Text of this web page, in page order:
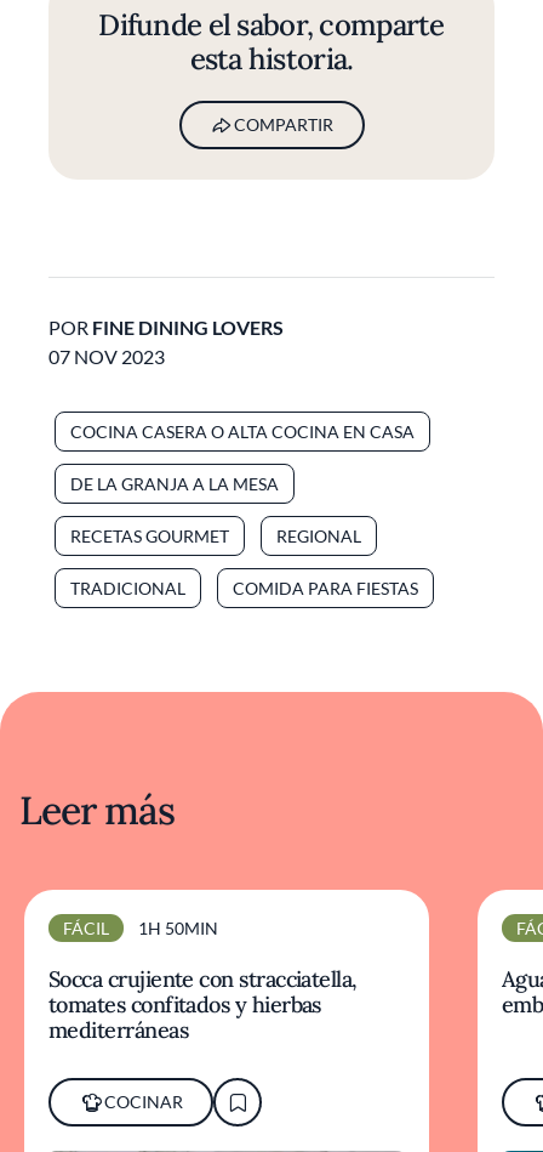
Difunde el sabor, comparte
esta historia.
COMPARTIR
POR FINE DINING LOVERS
07 NOV 2023
COCINA CASERA O ALTA COCINA EN CASA
DE LA GRANJA A LA MESA
RECETAS GOURMET REGIONAL
TRADICIONAL COMIDA PARA FIESTAS
Leer más
FÁCIL 1H 50MIN
Socca crujiente con stracciatella,
tomates confitados y hierbas
mediterráneas
COCINAR